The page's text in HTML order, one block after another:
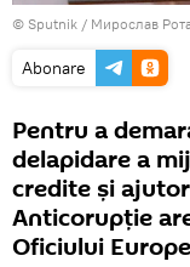
© Sputnik / Мирослав
Abonare
Pentru a
delapidare a
credite și
Anticorupție
Oficiului